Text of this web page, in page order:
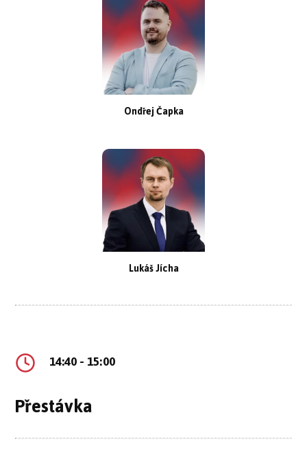
Ondřej Čapka
Lukáš Jícha
14:40 - 15:00
Přestávka